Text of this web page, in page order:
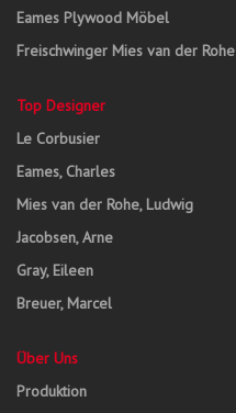
Eames Plywood Möbel
Freischwinger Mies van der Rohe
Top Designer
Le Corbusier
Eames, Charles
Mies van der Rohe, Ludwig
Jacobsen, Arne
Gray, Eileen
Breuer, Marcel
Über Uns
Produktion